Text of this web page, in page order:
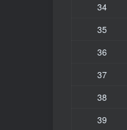
34
35
36
37
38
39